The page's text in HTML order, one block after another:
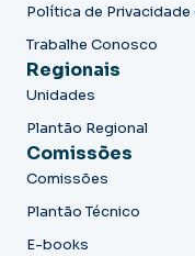
Política de
Trabalhe Conosco
Regionais
Unidades
Plantão Regional
Comissões
Comissões
Plantão Técnico
E-books